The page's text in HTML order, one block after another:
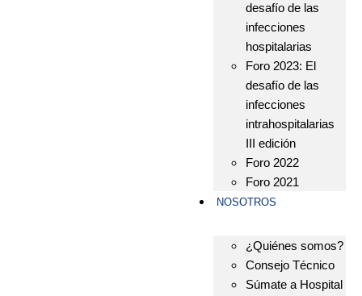
desafío de las
infecciones
hospitalarias
Foro 2023: El
desafío de las
infecciones
intrahospitalarias
III edición
Foro 2022
Foro 2021
NOSOTROS
¿Quiénes somos?
Consejo Técnico
Súmate a Hospital